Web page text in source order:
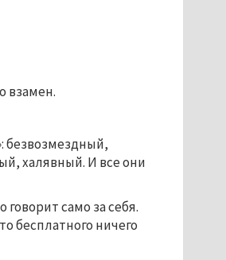
взамен.
безвозмездный,
халявный. И все они
само за себя.
бесплатного ничего